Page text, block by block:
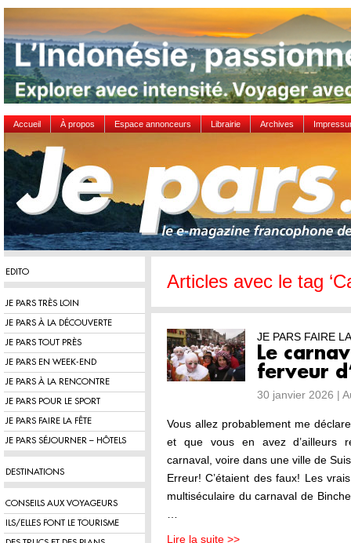
Accueil À propos Espace annonceurs Librairie Archives
EDITO
JE PARS TRÈS LOIN
JE PARS À LA DÉCOUVERTE
JE PARS TOUT PRÈS
JE PARS EN WEEK-END
JE PARS À LA RENCONTRE
JE PARS POUR LE SPORT
JE PARS FAIRE LA FÊTE
JE PARS SÉJOURNER – HÔTELS
DESTINATIONS
CONSEILS AUX VOYAGEURS
ILS/ELLES FONT LE TOURISME
Articles avec le tag
JE PARS FAIRE
Le
ferveur
30 janvier 2026 |
Vous allez probablement me
et que vous en avez d’ailleurs
carnaval, voire dans une ville de
Erreur! C’étaient des faux! Les
multiséculaire du carnaval de
Lire la suite >>